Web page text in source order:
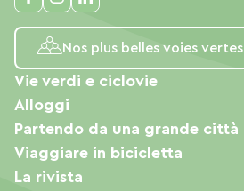
Nos plus belles voies vertes
Vie verdi e ciclovie
Alloggi
Partendo da una grande città
Viaggiare in bicicletta
La rivista